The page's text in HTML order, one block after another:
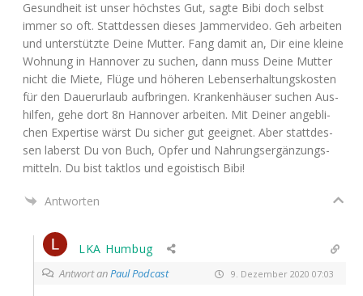
Gesund­heit ist unser höchs­tes Gut, sag­te Bibi doch selbst
immer so oft. Statt­des­sen die­ses Jam­mer­vi­deo. Geh arbei­ten
und unter­stütz­te Dei­ne Mut­ter. Fang damit an, Dir eine klei­ne
Woh­nung in Han­no­ver zu suchen, dann muss Dei­ne Mut­ter
nicht die Mie­te, Flü­ge und höhe­ren Lebens­er­hal­tungs­kos­ten
für den Dau­er­ur­laub auf­brin­gen. Kran­ken­häu­ser suchen Aus­
hil­fen, gehe dort 8n Han­no­ver arbei­ten. Mit Dei­ner angeb­li­
chen Exper­ti­se wärst Du sicher gut geeig­net. Aber statt­des­
sen laberst Du von Buch, Opfer und Nah­rungs­er­gän­zungs­
mit­teln. Du bist takt­los und ego­is­tisch Bibi!
Antworten
LKA Humbug
Antwort anPaul Podcast 9. Dezember 2020 07:03